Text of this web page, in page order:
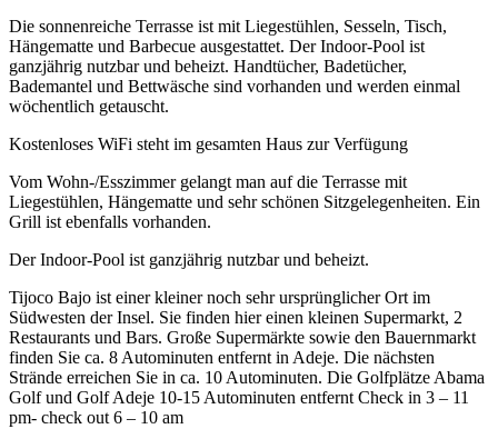
Die sonnenreiche Terrasse ist mit Liegestühlen, Sesseln, Tisch,
Hängematte und Barbecue ausgestattet. Der Indoor-Pool ist
ganzjährig nutzbar und beheizt. Handtücher, Badetücher,
Bademantel und Bettwäsche sind vorhanden und werden einmal
wöchentlich getauscht.
Kostenloses WiFi steht im gesamten Haus zur Verfügung
Vom Wohn-/Esszimmer gelangt man auf die Terrasse mit
Liegestühlen, Hängematte und sehr schönen Sitzgelegenheiten. Ein
Grill ist ebenfalls vorhanden.
Der Indoor-Pool ist ganzjährig nutzbar und beheizt.
Tijoco Bajo ist einer kleiner noch sehr ursprünglicher Ort im
Südwesten der Insel. Sie finden hier einen kleinen Supermarkt, 2
Restaurants und Bars. Große Supermärkte sowie den Bauernmarkt
finden Sie ca. 8 Autominuten entfernt in Adeje. Die nächsten
Strände erreichen Sie in ca. 10 Autominuten. Die Golfplätze Abama
Golf und Golf Adeje 10-15 Autominuten entfernt Check in 3 – 11
pm- check out 6 – 10 am